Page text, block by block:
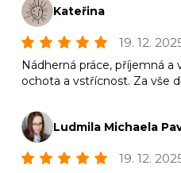
Kateřina
19. 12.
Nádherná práce, příjemná
ochota a vstřícnost. Za vše
Ludmila Michaela
19. 12.